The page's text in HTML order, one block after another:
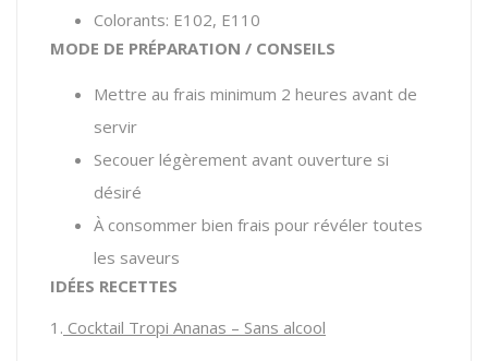
Colorants: E102, E110
MODE DE PRÉPARATION / CONSEILS
Mettre au frais minimum 2 heures avant de
servir
Secouer légèrement avant ouverture si
désiré
À consommer bien frais pour révéler toutes
les saveurs
IDÉES RECETTES
1. Cocktail Tropi Ananas – Sans alcool